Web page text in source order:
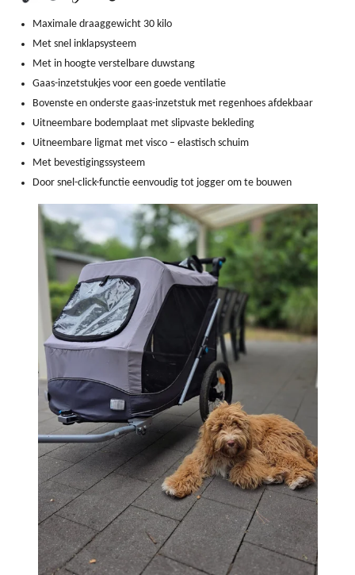
Maximale draaggewicht 30 kilo
Met snel inklapsysteem
Met in hoogte verstelbare duwstang
Gaas-inzetstukjes voor een goede ventilatie
Bovenste en onderste gaas-inzetstuk met regenhoes afdekbaar
Uitneembare bodemplaat met slipvaste bekleding
Uitneembare ligmat met visco – elastisch schuim
Met bevestigingssysteem
Door snel-click-functie eenvoudig tot jogger om te bouwen